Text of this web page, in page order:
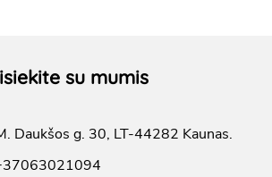
su mumis
Daukšos g. 30, LT-44282 Kaunas.